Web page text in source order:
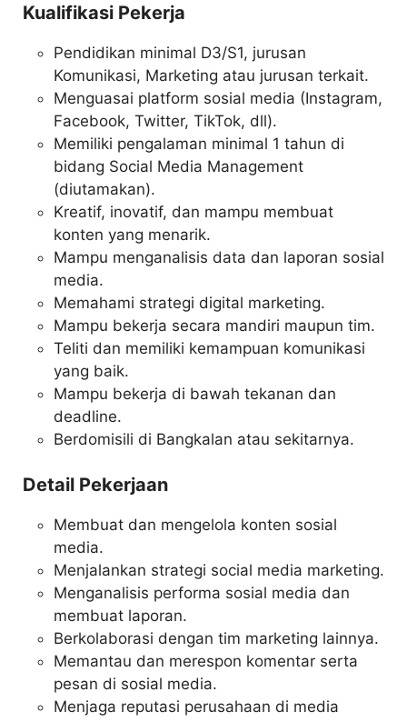
Kualifikasi Pekerja
Pendidikan minimal D3/S1, jurusan
Komunikasi, Marketing atau jurusan terkait.
Menguasai platform sosial media (Instagram,
Facebook, Twitter, TikTok, dll).
Memiliki pengalaman minimal 1 tahun di
bidang Social Media Management
(diutamakan).
Kreatif, inovatif, dan mampu membuat
konten yang menarik.
Mampu menganalisis data dan laporan sosial
media.
Memahami strategi digital marketing.
Mampu bekerja secara mandiri maupun tim.
Teliti dan memiliki kemampuan komunikasi
yang baik.
Mampu bekerja di bawah tekanan dan
deadline.
Berdomisili di Bangkalan atau sekitarnya.
Detail Pekerjaan
Membuat dan mengelola konten sosial
media.
Menjalankan strategi social media marketing.
Menganalisis performa sosial media dan
membuat laporan.
Berkolaborasi dengan tim marketing lainnya.
Memantau dan merespon komentar serta
pesan di sosial media.
Menjaga reputasi perusahaan di media